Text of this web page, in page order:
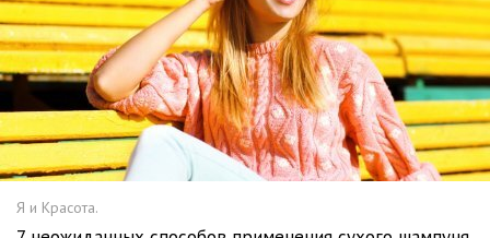
Я и Красота.